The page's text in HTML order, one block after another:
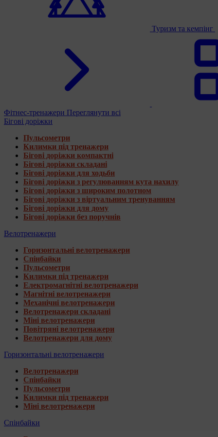
Туризм та кемпінг
Фітнес-тренажери Переглянути всі
Бігові доріжки
Пульсометри
Килимки під тренажери
Бігові доріжки компактні
Бігові доріжки складані
Бігові доріжки для ходьби
Бігові доріжки з регулюванням кута нахилу
Бігові доріжки з широким полотном
Бігові доріжки з віртуальним тренуванням
Бігові доріжки для дому
Бігові доріжки без поручнів
Велотренажери
Горизонтальні велотренажери
Спінбайки
Пульсометри
Килимки під тренажери
Електромагнітні велотренажери
Магнітні велотренажери
Механічні велотренажери
Велотренажери складані
Міні велотренажери
Повітряні велотренажери
Велотренажери для дому
Горизонтальні велотренажери
Велотренажери
Спінбайки
Пульсометри
Килимки під тренажери
Міні велотренажери
Спінбайки